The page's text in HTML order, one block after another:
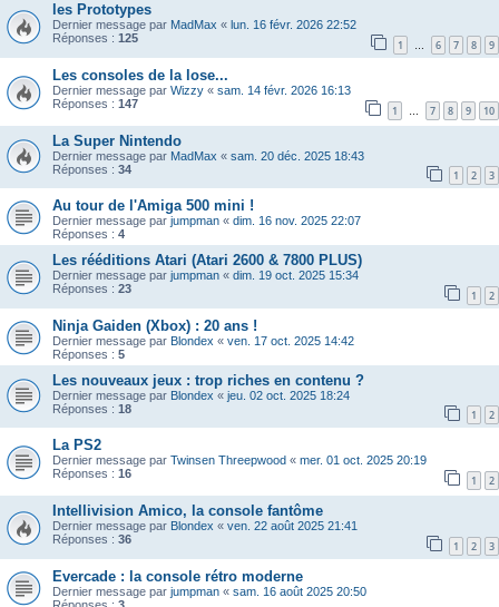
les Prototypes
Dernier message par MadMax « lun. 16 févr. 2026 22:52
Réponses : 125 1 … 6 7 8 9
Les consoles de la lose...
Dernier message par Wizzy « sam. 14 févr. 2026 16:13
Réponses : 147 1 7 8 9 10
La Super Nintendo
Dernier message par MadMax « sam. 20 déc. 2025 18:43
Réponses : 34 1 2 3
Au tour de l'Amiga 500 mini !
Dernier message par jumpman « dim. 16 nov. 2025 22:07
Réponses : 4
Les rééditions Atari (Atari 2600 & 7800 PLUS)
Dernier message par jumpman « dim. 19 oct. 2025 15:34
Réponses : 23 1 2
Ninja Gaiden (Xbox) : 20 ans !
Dernier message par Blondex « ven. 17 oct. 2025 14:42
Réponses : 5
Les nouveaux jeux : trop riches en contenu ?
Dernier message par Blondex « jeu. 02 oct. 2025 18:24
Réponses : 18 1 2
La PS2
Dernier message par Twinsen Threepwood « mer. 01 oct. 2025 20:19
Réponses : 16 1 2
Intellivision Amico, la console fantôme
Dernier message par Blondex « ven. 22 août 2025 21:41
Réponses : 36 1 2 3
Evercade : la console rétro moderne
Dernier message par jumpman « sam. 16 août 2025 20:50